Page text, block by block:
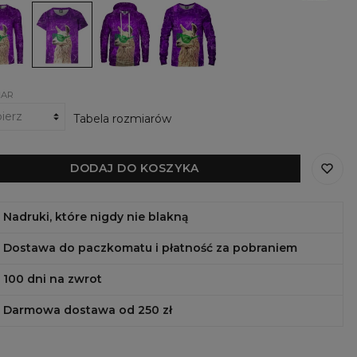
Damski
t-
shirt
No
Drama
LLama
Damska
bluza
kapturem
No
Drama
Damska
bluza
No
Drama
LLama
Tabela rozmiarów
DODAJ DO KOSZYKA
Nadruki, które nigdy nie blakną
Dostawa do paczkomatu i płatność za pobraniem
100 dni na zwrot
Darmowa dostawa od 250 zł